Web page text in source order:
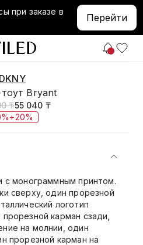
при заказе в
Перейти
DKNY
Bryant
₸55 040 ₸
с монограммным принтом.
сверху, один прорезной
логотип
карман сзади,
на молнии, один
прорезной карман на